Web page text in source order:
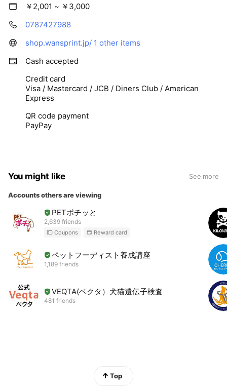
￥2,001 ~ ￥3,000
0787427988
shop.wansprint.jp/ 1 other items
Cash accepted
Credit card
Visa / Mastercard / JCB / Diners Club / American
Express
QR code payment
PayPay
You might like See more
Accounts others are viewing
PETポチッと
2,639 friends
Coupons Reward card
ペットフーディスト養成講座
1,189 friends
VEQTA(ベクタ）犬猫遺伝子検査
481 friends
Top